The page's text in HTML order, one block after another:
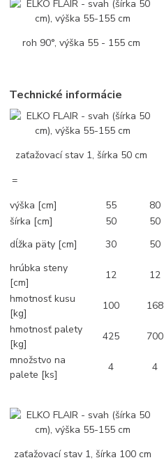
roh 90°, výška 55 - 155 cm
Technické informácie
zaťažovací stav 1, šírka 50 cm
=
výška [cm]
55 80
šírka [cm]
50 50
dĺžka päty [cm]
30 50
hrúbka steny
[cm]
12 12
hmotnosť kusu
[kg]
100 168
hmotnosť palety
[kg]
425 700
množstvo na
palete [ks]
4 4
zaťažovací stav 1, šírka 100 cm